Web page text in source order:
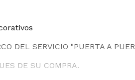
DEL SERVICIO "PUERTA A
DE SU COMPRA.